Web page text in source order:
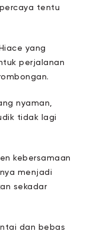
tentu
yang
perjalanan
nyaman,
tidak lagi
kebersamaan
menjadi
sekadar
dan bebas